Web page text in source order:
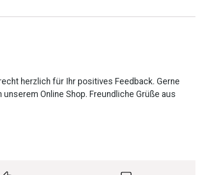
herzlich für Ihr positives Feedback. Gerne
Online Shop. Freundliche Grüße aus